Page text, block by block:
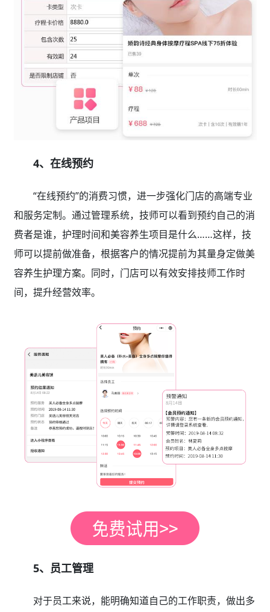
4、在线预约
“在线预约”的消费习惯，进一步强化门店的高端专业
和服务定制。通过管理系统，技师可以看到预约自己的消
费者是谁，护理时间和美容养生项目是什么……这样，技
师可以提前做准备，根据客户的情况提前为其量身定做美
容养生护理方案。同时，门店可以有效安排技师工作时
间，提升经营效率。
5、员工管理
对于员工来说，能明确知道自己的工作职责，做出多